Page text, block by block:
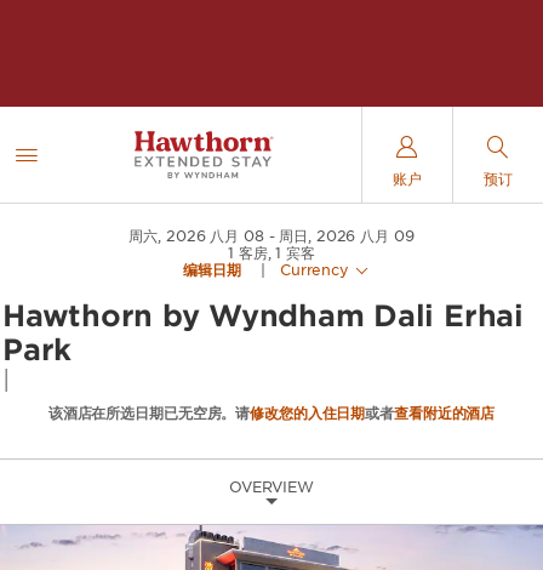
账户 预订
周六, 2026 八月 08
周日, 2026 八月 09
1 客房,1 宾客
编辑日期
Currency
Hawthorn by Wyndham Dali Erhai
Park
该酒店在所选日期已无空房。请修改您的入住日期或者查看附近的酒店
OVERVIEW